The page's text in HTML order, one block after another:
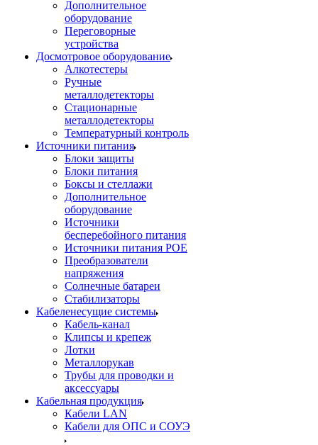
Дополнительное
оборудование
Переговорные
устройства
Досмотровое оборудование
Алкотестеры
Ручные
металлодетекторы
Стационарные
металлодетекторы
Температурный контроль
Источники питания
Блоки защиты
Блоки питания
Боксы и стеллажи
Дополнительное
оборудование
Источники
бесперебойного питания
Источники питания POE
Преобразователи
напряжения
Солнечные батареи
Стабилизаторы
Кабеленесущие системы
Кабель-канал
Клипсы и крепеж
Лотки
Металлорукав
Трубы для проводки и
аксессуары
Кабельная продукция
Кабели LAN
Кабели для ОПС и СОУЭ